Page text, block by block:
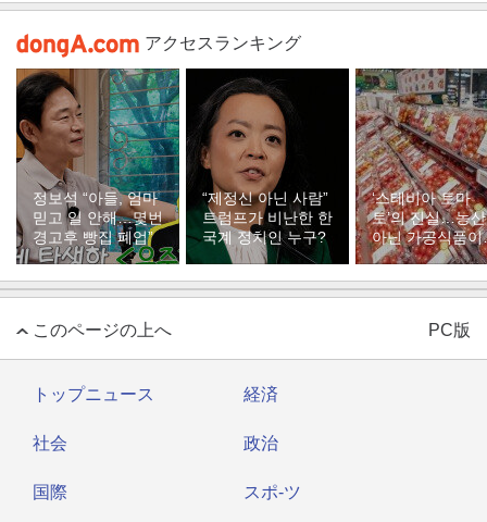
アクセスランキング
정보석 “아들, 엄마
믿고 일 안해…몇번
경고후 빵집 폐업”
“제정신 아닌 사람”
트럼프가 비난한 한
국계 정치인 누구?
‘스테비아 토마
토’의 진실…농
아닌 가공식품이
다
このページの上へ PC版
トップニュース 経済
社会 政治
国際 スポ-ツ